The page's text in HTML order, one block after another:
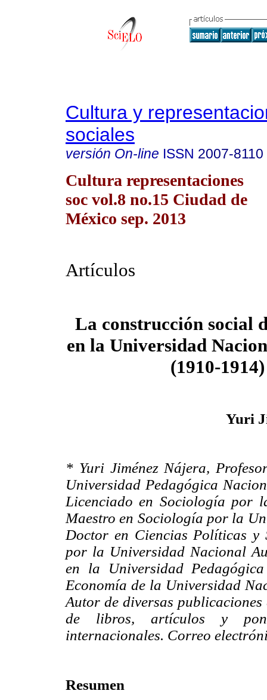
Cultura y
sociales
versión On-line ISSN 2007-8110
Cultura representaciones
soc vol.8 no.15 Ciudad de
México sep. 2013
Artículos
La construcción social
en la Universidad
(1910-1914)
Yuri
* Yuri Jiménez Nájera,
Universidad Pedagógica
Licenciado en Sociología por
Maestro en Sociología por la
Doctor en Ciencias Políticas y
por la Universidad Nacional
en la Universidad
Economía de la Universidad
Autor de diversas
de libros, artículos y
internacionales. Correo
Resumen